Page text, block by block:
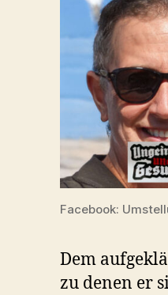
Facebook:
Dem
zu denen er